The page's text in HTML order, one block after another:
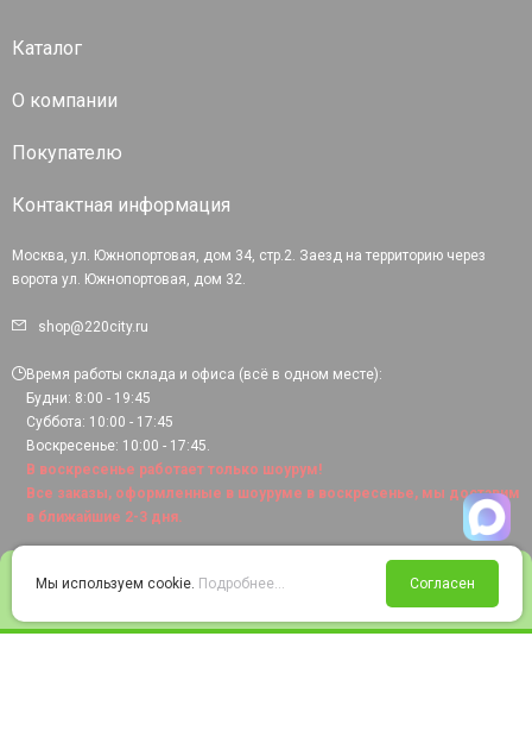
Войти Избранное Корзина
Каталог
О компании
Покупателю
Контактная информация
Москва, ул. Южнопортовая, дом 34, стр.2. Заезд на территорию через
ворота ул. Южнопортовая, дом 32.
shop@220city.ru
Время работы склада и офиса (всё в одном месте):
Будни: 8:00 - 19:45
Суббота: 10:00 - 17:45
Воскресенье: 10:00 - 17:45.
В воскресенье работает только шоурум!
Все заказы, оформленные в шоуруме в воскресенье, мы доставим
в ближайшие 2-3 дня.
Мы используем cookie. Подробнее... Согласен